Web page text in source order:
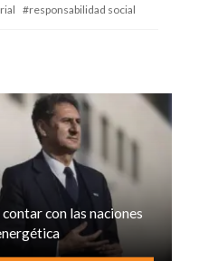
responsabilidad social
con las naciones